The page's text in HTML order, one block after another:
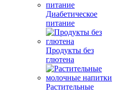
Диабетическое
питание
Продукты без
глютена
Растительные